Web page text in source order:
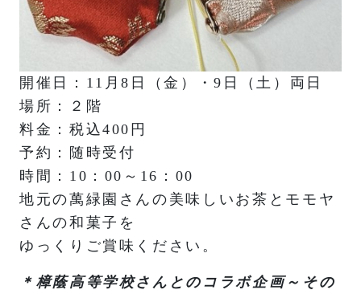
開催日：11月8日（金）・9日（土）両日
場所：２階
料金：税込400円
予約：随時受付
時間：10：00～16：00
地元の萬緑園さんの美味しいお茶とモモヤ
さんの和菓子を
ゆっくりご賞味ください。
＊樟蔭高等学校さんとのコラボ企画～その